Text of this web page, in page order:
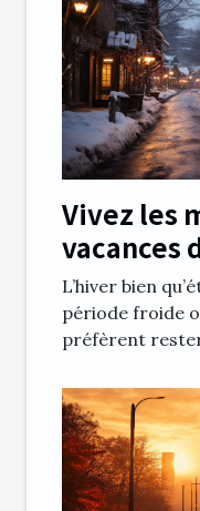
Vivez les
vacances
hiver
L’hiver bien
période froide
préfèrent